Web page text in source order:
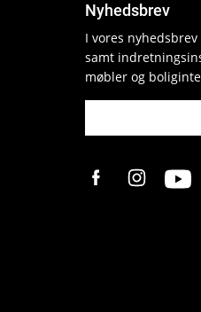
Nyhedsbrev
I vores
samt
møbler og